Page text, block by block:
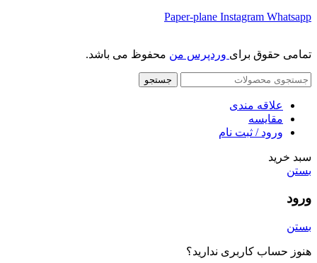
Paper-plane Instagram Whatsapp
تمامی حقوق برای وردپرس من محفوظ می باشد.
جستجو
علاقه مندی
مقایسه
ورود / ثبت نام
سبد خرید
بستن
ورود
بستن
هنوز حساب کاربری ندارید؟